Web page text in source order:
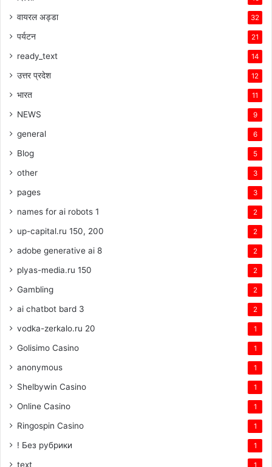
वायरल अड्डा 32
पर्यटन 21
ready_text 14
उत्तर प्रदेश 12
भारत 11
NEWS 9
general 6
Blog 5
other 3
pages 3
names for ai robots 1 2
up-capital.ru 150, 200 2
adobe generative ai 8 2
plyas-media.ru 150 2
Gambling 2
ai chatbot bard 3 2
vodka-zerkalo.ru 20 1
Golisimo Casino 1
anonymous 1
Shelbywin Casino 1
Online Casino 1
Ringospin Casino 1
! Без рубрики 1
text